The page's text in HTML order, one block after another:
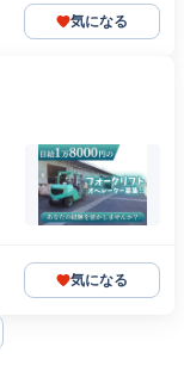
気になる
気になる